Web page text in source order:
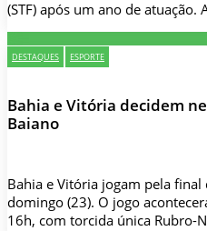
(STF) após um ano de atuação.
DESTAQUES ESPORTE
Bahia e Vitória decidem
Baiano
Bahia e Vitória jogam pela
domingo (23). O jogo
16h, com torcida única Rubro-